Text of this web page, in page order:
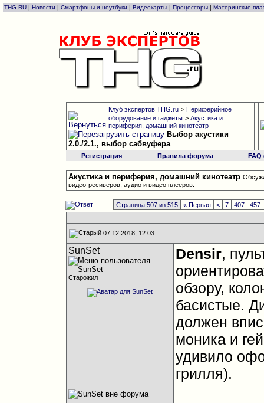
THG.RU | Новости | Смартфоны и ноутбуки | Видеокарты | Процессоры | Материнские
Клуб экспертов THG.ru > Периферийное
оборудование и гаджеты > Акустика и
периферия, домашний кинотеатр
Выбор акустики
2.0./2.1., выбор сабвуфера
Регистрация Правила форума
Акустика и периферия, домашний кинотеатр
видео-ресиверов, аудио и видео плееров.
Страница 507 из 515 « Первая < 7 407 457
07.12.2018, 12:03
SunSet
Старожил
Densir,
обзору,
басистые.
должен
моника и
удивило
грилля).